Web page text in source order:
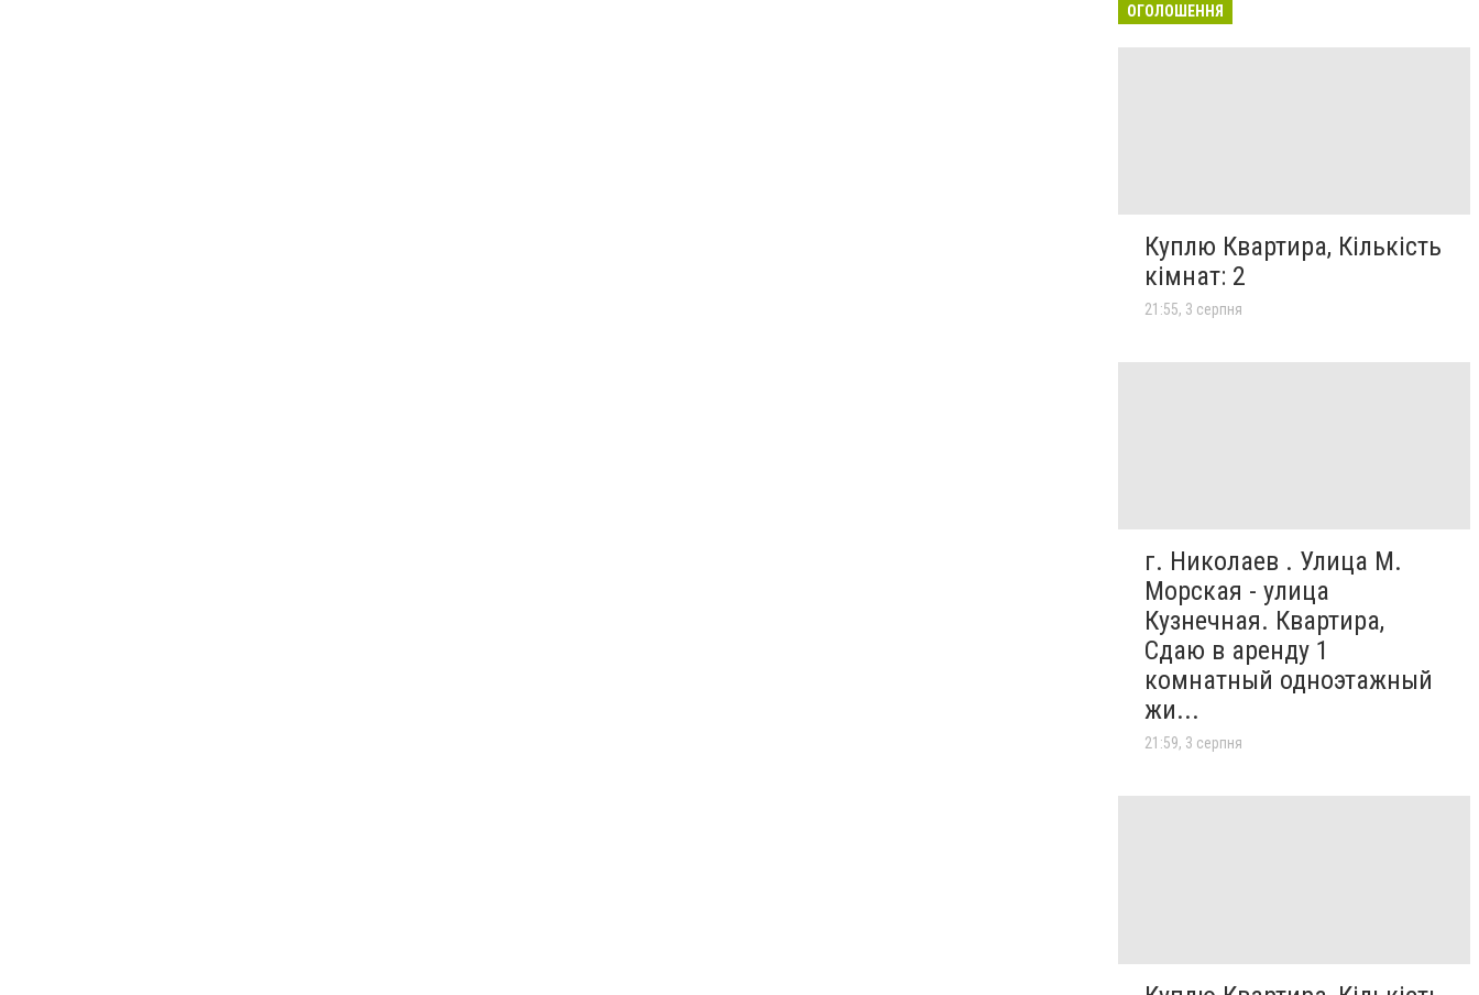
ОГОЛОШЕННЯ
Куплю Квартира, Кількість
кімнат: 2
21:55, 3 серпня
г. Николаев . Улица М.
Морская - улица
Кузнечная. Квартира,
Сдаю в аренду 1
комнатный одноэтажный
жи...
21:59, 3 серпня